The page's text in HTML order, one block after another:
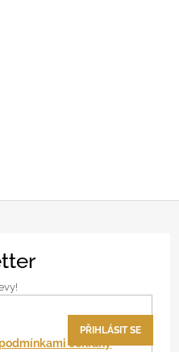
ochrany
PŘIHLÁSIT SE